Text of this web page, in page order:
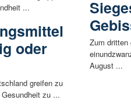
...
oder
greifen zu
zu ...
Zum
August ...